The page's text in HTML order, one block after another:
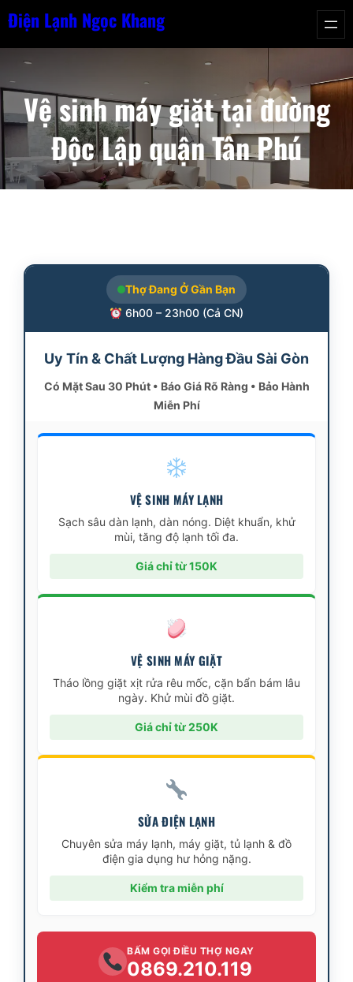
Chuyển
nội
dung
Điện Lạnh Ngọc Khang
Vệ sinh máy giặt tại đường
Độc Lập quận Tân Phú
Thợ Đang Ở Gần Bạn
6h00 – 23h00 (Cả CN)
Uy Tín & Chất Lượng Hàng Đầu Sài Gòn
Có Mặt Sau 30 Phút • Báo Giá Rõ Ràng • Bảo Hành
Miễn Phí
VỆ SINH MÁY LẠNH
Sạch sâu dàn lạnh, dàn nóng. Diệt khuẩn, khử
mùi, tăng độ lạnh tối đa.
Giá chỉ từ 150K
VỆ SINH MÁY GIẶT
Tháo lồng giặt xịt rửa rêu mốc, cặn bẩn bám lâu
ngày. Khử mùi đồ giặt.
Giá chỉ từ 250K
SỬA ĐIỆN LẠNH
Chuyên sửa máy lạnh, máy giặt, tủ lạnh & đồ
điện gia dụng hư hỏng nặng.
Kiểm tra miễn phí
BẤM GỌI ĐIỀU THỢ NGAY
0869.210.119